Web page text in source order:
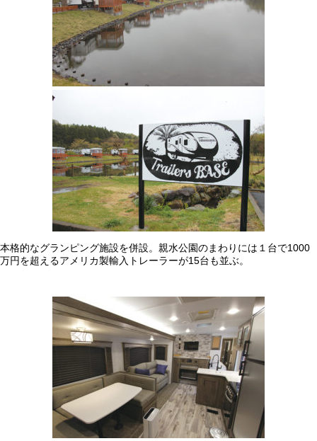
本格的なグランピング施設を併設。親水公園のまわりには１台で1000
万円を超えるアメリカ製輸入トレーラーが15台も並ぶ。